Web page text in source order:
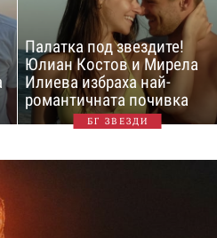
Палатка под звездите!
Юлиан Костов и Мирела
Илиева избраха най-
романтичната почивка
БГ ЗВЕЗДИ